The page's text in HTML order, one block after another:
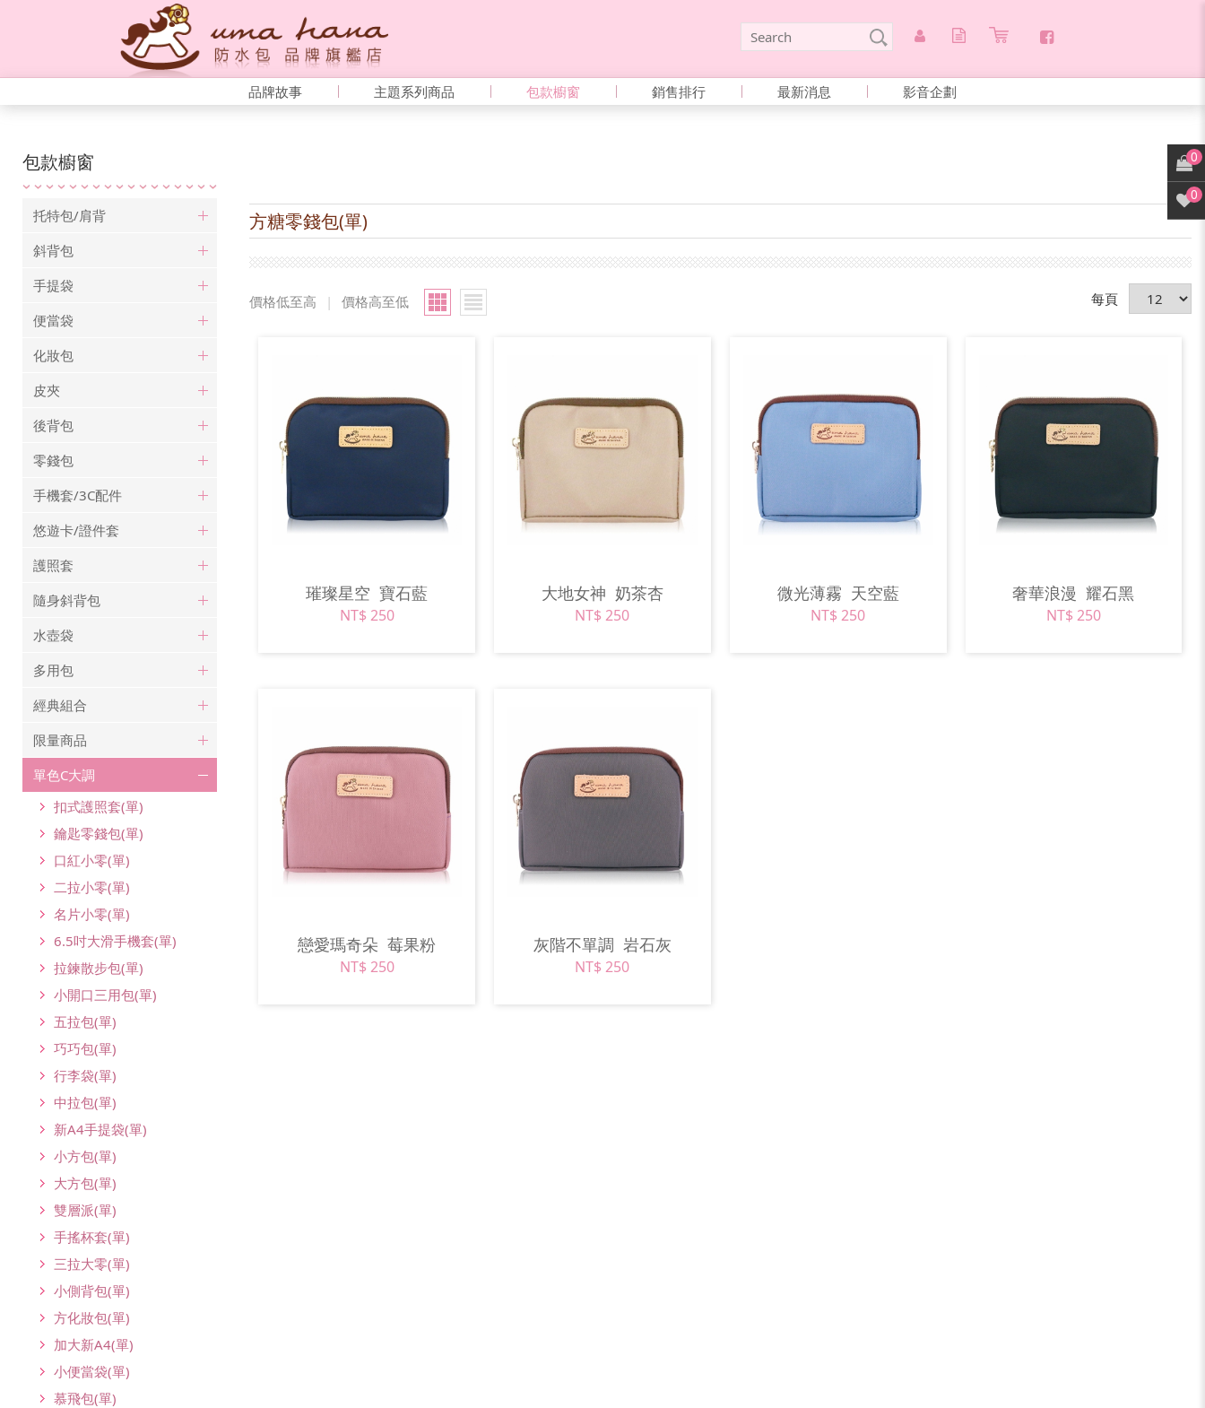
品牌故事 主題系列商品 包款櫥窗 銷售排行 最新消息 影音企劃
包款櫥窗
托特包/肩背
斜背包
手提袋
便當袋
化妝包
皮夾
後背包
零錢包
手機套/3C配件
悠遊卡/證件套
護照套
隨身斜背包
水壺袋
多用包
經典組合
限量商品
單色C大調
扣式護照套(單)
鑰匙零錢包(單)
口紅小零(單)
二拉小零(單)
名片小零(單)
6.5吋大滑手機套(單)
拉鍊散步包(單)
小開口三用包(單)
五拉包(單)
巧巧包(單)
行李袋(單)
中拉包(單)
新A4手提袋(單)
小方包(單)
大方包(單)
雙層派(單)
手搖杯套(單)
三拉大零(單)
小側背包(單)
方化妝包(單)
加大新A4(單)
小便當袋(單)
慕飛包(單)
方糖零錢包(單)
價格低至高 | 價格高至低 每頁
璀璨星空寶石藍
NT$ 250
大地女神 奶茶杏
NT$ 250
微光薄霧 天空藍
NT$ 250
奢華浪漫耀石黑
NT$ 250
戀愛瑪奇朵莓果粉
NT$ 250
灰階不單調 岩石灰
NT$ 250
0
0